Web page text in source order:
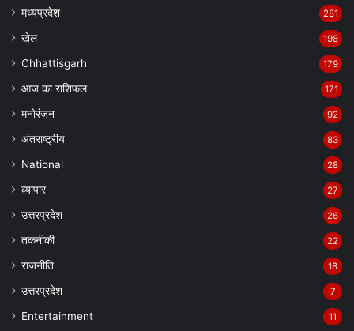
मध्यप्रदेश 281
खेल 198
Chhattisgarh 179
आज का राशिफल 171
मनोरंजन 92
अंतराष्ट्रीय 83
National 28
व्यापार 27
उत्तरप्रदेश 26
तकनीकी 22
राजनीति 18
उत्तरप्रदेश 7
Entertainment 11